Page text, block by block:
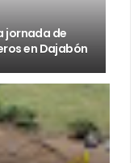
jornada de
en Dajabón